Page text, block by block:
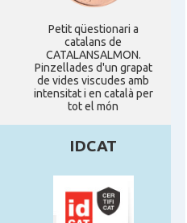
Petit qüestionari a
catalans de
CATALANSALMON.
Pinzellades d'un grapat
de vides viscudes amb
intensitat i en català per
tot el món
IDCAT